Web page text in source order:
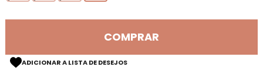
COMPRAR
ADICIONAR A LISTA DE DESEJOS